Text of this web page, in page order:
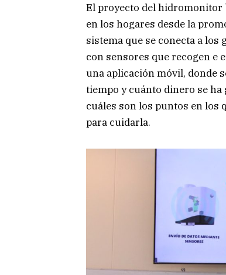
El proyecto del hidromonitor
en los hogares desde la
sistema que se conecta a
con sensores que recogen e
una aplicación móvil, donde
tiempo y cuánto dinero se ha
cuáles son los puntos en los
para cuidarla.